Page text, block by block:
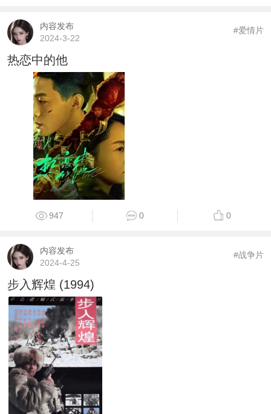
内容发布
2024-3-22
#爱情片
热恋中的他
947 0 0
内容发布
2024-4-25
#战争片
步入辉煌 (1994)